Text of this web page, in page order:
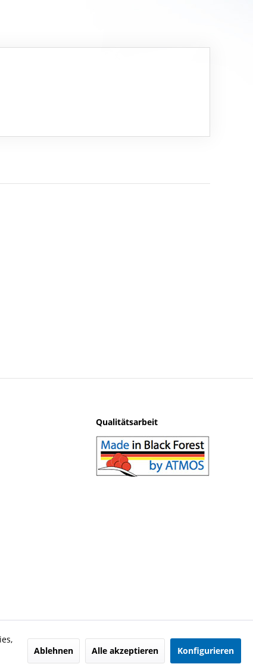
Qualitätsarbeit
Ablehnen Alle akzeptieren Konfigurieren